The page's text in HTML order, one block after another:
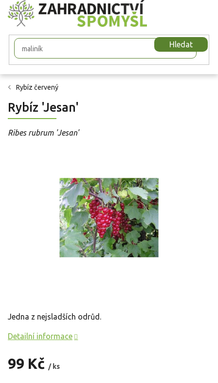
Přejít
na
obsah
Hledat
Rybíz červený
Rybíz 'Jesan'
Ribes rubrum 'Jesan'
99 Kč / ks
Jedna z nejsladších odrůd.
Detailní informace